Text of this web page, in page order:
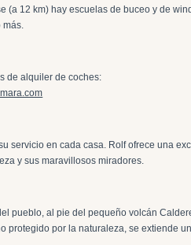
(a 12 km) hay escuelas de buceo y de
más.
de alquiler de coches:
servicio en cada casa. Rolf ofrece una
y sus maravillosos miradores.
pueblo, al pie del pequeño volcán
protegido por la naturaleza, se extiende